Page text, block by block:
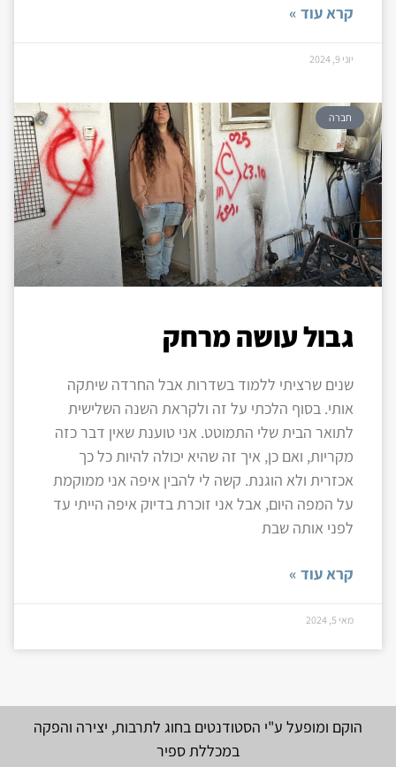
קרא עוד »
יוני 9, 2024
חברה
גבול עושה מרחק
שנים שרציתי ללמוד בשדרות אבל החרדה שיתקה
אותי. בסוף הלכתי על זה ולקראת השנה השלישית
לתואר הבית שלי התמוטט. אני טוענת שאין דבר כזה
מקריות, ואם כן, איך זה שהיא יכולה להיות כל כך
אכזרית ולא הוגנת. קשה לי להבין איפה אני ממוקמת
על המפה היום, אבל אני זוכרת בדיוק איפה הייתי עד
לפני אותה שבת
קרא עוד »
מאי 5, 2024
הוקם ומופעל ע"י הסטודנטים בחוג לתרבות, יצירה והפקה
במכללת ספיר